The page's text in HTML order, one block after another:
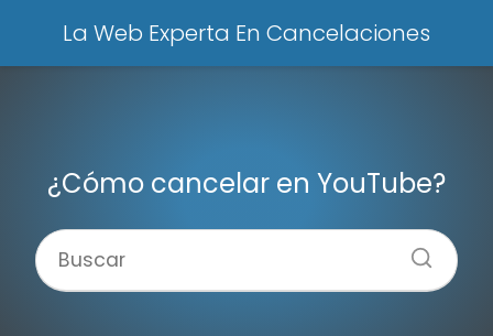
La Web Experta En Cancelaciones
¿Cómo cancelar en YouTube?